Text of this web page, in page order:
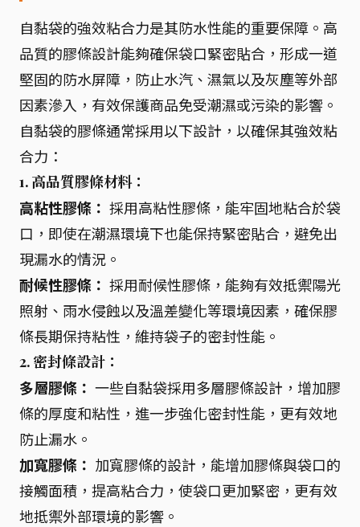
自黏袋的強效粘合力是其防水性能的重要保障。高
品質的膠條設計能夠確保袋口緊密貼合，形成一道
堅固的防水屏障，防止水汽、濕氣以及灰塵等外部
因素滲入，有效保護商品免受潮濕或污染的影響。
自黏袋的膠條通常採用以下設計，以確保其強效粘
合力：
1. 高品質膠條材料：
高粘性膠條： 採用高粘性膠條，能牢固地粘合於袋
口，即使在潮濕環境下也能保持緊密貼合，避免出
現漏水的情況。
耐候性膠條： 採用耐候性膠條，能夠有效抵禦陽光
照射、雨水侵蝕以及溫差變化等環境因素，確保膠
條長期保持粘性，維持袋子的密封性能。
2. 密封條設計：
多層膠條： 一些自黏袋採用多層膠條設計，增加膠
條的厚度和粘性，進一步強化密封性能，更有效地
防止漏水。
加寬膠條： 加寬膠條的設計，能增加膠條與袋口的
接觸面積，提高粘合力，使袋口更加緊密，更有效
地抵禦外部環境的影響。